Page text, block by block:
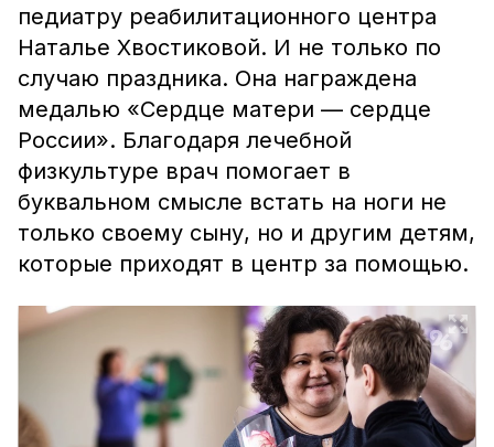
педиатру реабилитационного центра
Наталье Хвостиковой. И не только по
случаю праздника. Она награждена
медалью «Сердце матери — сердце
России». Благодаря лечебной
физкультуре врач помогает в
буквальном смысле встать на ноги не
только своему сыну, но и другим детям,
которые приходят в центр за помощью.